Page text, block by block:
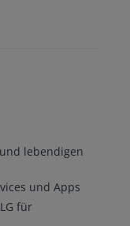
lebendigen
und Apps
für